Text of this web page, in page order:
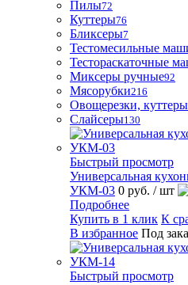
Пилы72
Куттеры76
Бликсеры7
Тестомесильные
Тестораскаточные
Миксеры ручные92
Мясорубки216
Овощерезки, куттеры
Слайсеры130
Быстрый просмотр
Универсальная
УКМ-03 0 руб. / шт
Подробнее
Купить в 1 клик К
В избранное Под
Быстрый просмотр